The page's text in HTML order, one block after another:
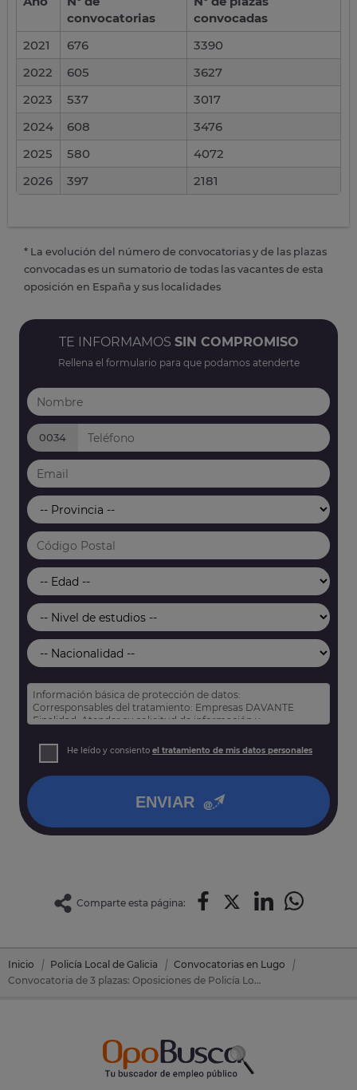
convocatorias
convocadas
2021
676
3390
2022
605
3627
2023
537
3017
2024
608
3476
2025
580
4072
2026
397 2181
* La evolución del número de convocatorias y de las plazas
convocadas es un sumatorio de todas las vacantes de esta
oposición en España y sus localidades
TE INFORMAMOS SIN COMPROMISO
Rellena el formulario para que podamos atenderte
0034
Información básica de protección de datos:
Corresponsables del tratamiento: Empresas DAVANTE
Finalidad: Atender su solicitud de información y
Derechos: Puede acceder, rectificar y suprimir sus datos,
así como otros derechos tal y como se explica en nuestra
He leído y consiento el tratamiento de mis datos personales
ENVIAR
Comparte esta página:
Inicio Policía Local de Galicia
Convocatorias en Lugo
Convocatoria de 3 plazas: Oposiciones de Policía Local Galicia en Monforte De Lemos (Lugo)